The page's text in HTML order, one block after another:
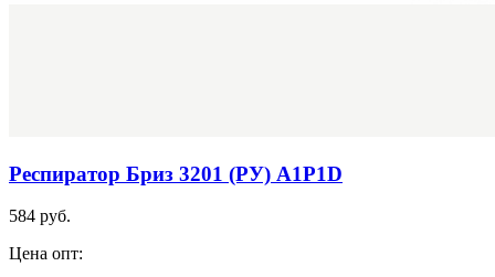
Респиратор Бриз 3201 (РУ) А1Р1D
584 руб.
Цена опт: